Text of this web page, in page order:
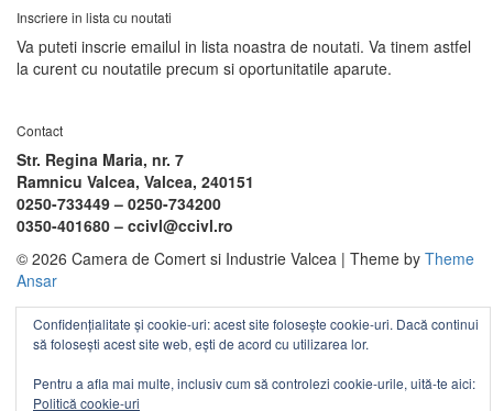
Inscriere in lista cu noutati
Va puteti inscrie emailul in lista noastra de noutati. Va tinem astfel
la curent cu noutatile precum si oportunitatile aparute.
Contact
Str. Regina Maria, nr. 7
Ramnicu Valcea, Valcea, 240151
0250-733449 – 0250-734200
0350-401680 – ccivl@ccivl.ro
© 2026 Camera de Comert si Industrie Valcea | Theme by Theme
Ansar
Confidențialitate și cookie-uri: acest site folosește cookie-uri. Dacă continui
să folosești acest site web, ești de acord cu utilizarea lor.
Pentru a afla mai multe, inclusiv cum să controlezi cookie-urile, uită-te aici:
Politică cookie-uri